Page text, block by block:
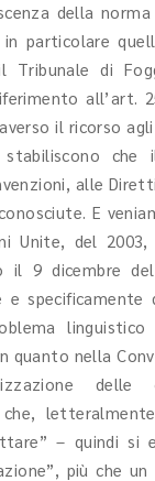
della
in particolare
Tribunale di
all’art.
il ricorso
che
alle
E
Unite, del
il 9 dicembre
specificamente
linguistico
quanto nella
delle
– quindi si
più che